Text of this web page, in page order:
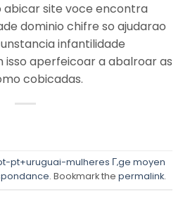
abicar site voce encontra
dominio chifre so ajudarao
infantilidade
aperfeicoar a abalroar as
cobicadas.
pt+uruguai-mulheres Г‚ge moyen
. Bookmark the permalink.